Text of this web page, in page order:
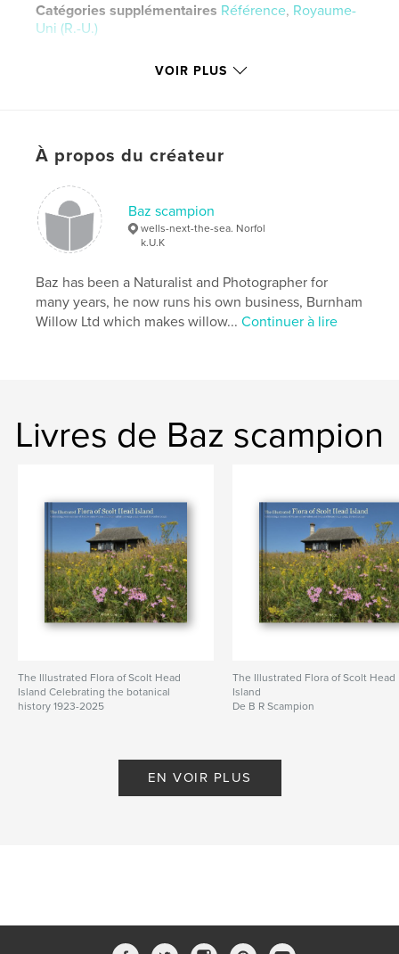
Catégories supplémentaires Référence, Royaume-
Uni (R.-U.)
Date de publication:
Langue English
Mots-clés
Baz , Shetland ,
VOIR PLUS
À propos du créateur
Baz scampion
wells-next-the-sea. Norfol
k.U.K
Baz has been a Naturalist and Photographer for
many years, he now runs his own business, Burnham
Willow Ltd which makes willow...Continuer à lire
Livres de Baz scampion
The Illustrated Flora of Scolt Head
Island Celebrating the botanical
history 1923-2025
The Illustrated Flora of Scolt Head
Island
De B R Scampion
EN VOIR PLUS